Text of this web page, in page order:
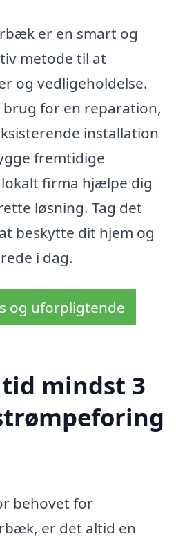
er en smart og
metode til at
og vedligeholdelse.
for en reparation,
installation
fremtidige
firma hjælpe dig
løsning. Tag det
beskytte dit hjem og
i dag.
og uforpligtende
mindst 3
behovet for
er det altid en